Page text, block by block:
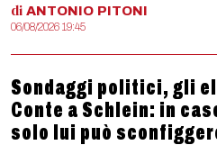
di ANTONIO PITONI
06/08/2026 19:45
Sondaggi politici, gli
Conte a Schlein: in
solo lui può